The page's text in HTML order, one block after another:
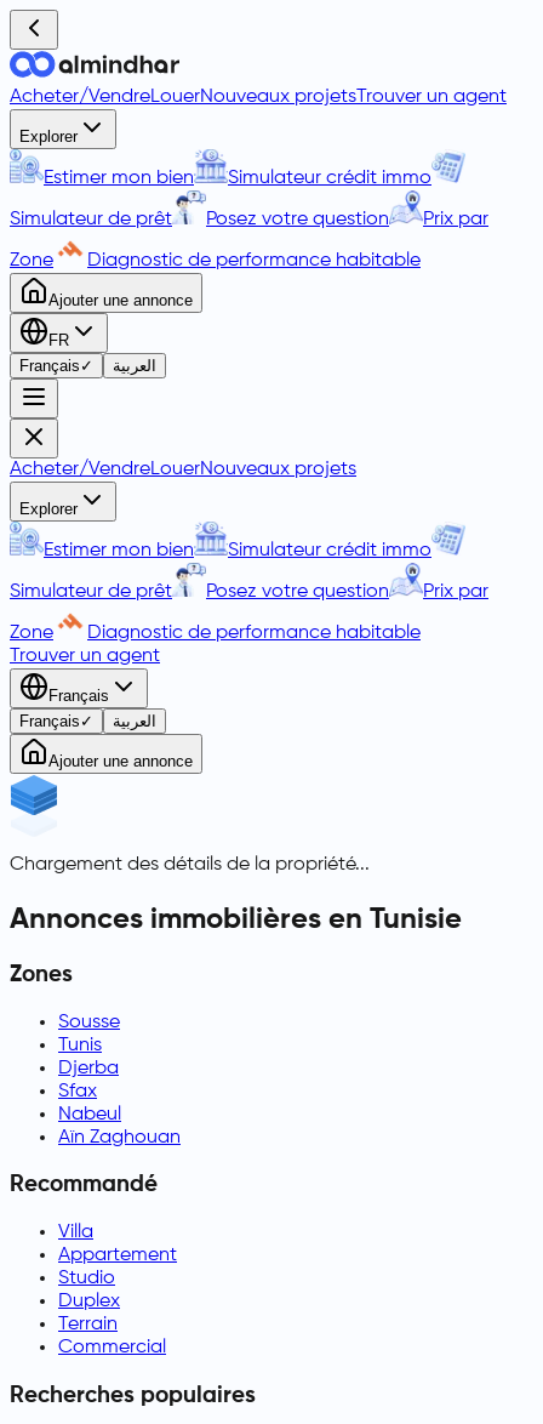
Acheter/VendreLouerNouveaux projets Trouver un agent
Explorer
Estimer mon bien Simulateur crédit immo
Simulateur de prêt Posez votre question Prix par
Zone Diagnostic de performance habitable
Ajouter une annonce
FR
Français ✓ العربية
Acheter/VendreLouerNouveaux projets
Explorer
Estimer mon bien Simulateur crédit immo
Simulateur de prêt Posez votre question Prix par
Zone
Diagnostic de performance habitable
Trouver un agent
Français
Français ✓ العربية
Ajouter une annonce
Chargement des détails de la propriété...
Annonces immobilières en Tunisie
Zones
Sousse
Tunis
Djerba
Sfax
Nabeul
Aïn Zaghouan
Recommandé
Villa
Appartement
Studio
Duplex
Terrain
Commercial
Recherches populaires